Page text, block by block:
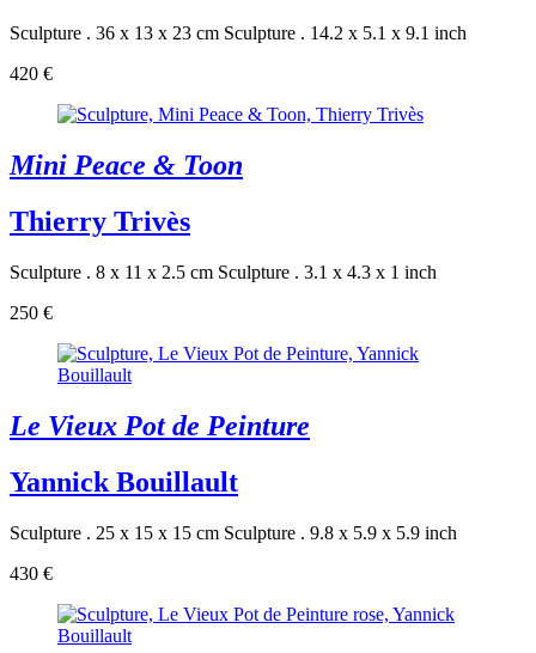
Sculpture . 36 x 13 x 23 cm Sculpture . 14.2 x 5.1 x 9.1 inch
420 €
Mini Peace & Toon
Thierry Trivès
Sculpture . 8 x 11 x 2.5 cm Sculpture . 3.1 x 4.3 x 1 inch
250 €
Le Vieux Pot de Peinture
Yannick Bouillault
Sculpture . 25 x 15 x 15 cm Sculpture . 9.8 x 5.9 x 5.9 inch
430 €